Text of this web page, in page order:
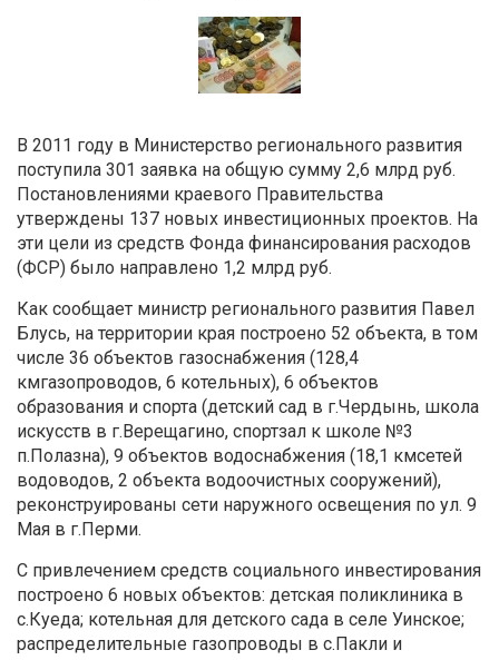
В 2011 году в Министерство регионального развития
поступила 301 заявка на общую сумму 2,6 млрд руб.
Постановлениями краевого Правительства
утверждены 137 новых инвестиционных проектов. На
эти цели из средств Фонда финансирования расходов
(ФСР) было направлено 1,2 млрд руб.
Как сообщает министр регионального развития Павел
Блусь, на территории края построено 52 объекта, в том
числе 36 объектов газоснабжения (128,4
кмгазопроводов, 6 котельных), 6 объектов
образования и спорта (детский сад в г.Чердынь, школа
искусств в г.Верещагино, спортзал к школе №3
п.Полазна), 9 объектов водоснабжения (18,1 кмсетей
водоводов, 2 объекта водоочистных сооружений),
реконструированы сети наружного освещения по ул. 9
Мая в г.Перми.
С привлечением средств социального инвестирования
построено 6 новых объектов: детская поликлиника в
с.Куеда; котельная для детского сада в селе Уинское;
распределительные газопроводы в с.Пакли и